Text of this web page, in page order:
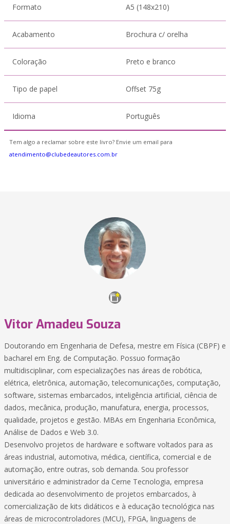
Formato A5 (148x210)
Acabamento Brochura c/ orelha
Coloração Preto e branco
Tipo de papel Offset 75g
Idioma Português
Tem algo a reclamar sobre este livro? Envie um email para
atendimento@clubedeautores.com.br
Vitor Amadeu Souza
Doutorando em Engenharia de Defesa, mestre em Física (CBPF) e
bacharel em Eng. de Computação. Possuo formação
multidisciplinar, com especializações nas áreas de robótica,
elétrica, eletrônica, automação, telecomunicações, computação,
software, sistemas embarcados, inteligência artificial, ciência de
dados, mecânica, produção, manufatura, energia, processos,
qualidade, projetos e gestão. MBAs em Engenharia Econômica,
Análise de Dados e Web 3.0.
Desenvolvo projetos de hardware e software voltados para as
áreas industrial, automotiva, médica, científica, comercial e de
automação, entre outras, sob demanda. Sou professor
universitário e administrador da Cerne Tecnologia, empresa
dedicada ao desenvolvimento de projetos embarcados, à
comercialização de kits didáticos e à educação tecnológica nas
áreas de microcontroladores (MCU), FPGA, linguagens de